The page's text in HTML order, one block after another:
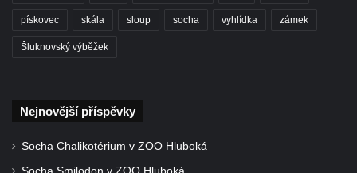
pískovec skála sloup socha vyhlídka zámek
Šluknovský výběžek
Nejnovější příspěvky
Socha Chalikotérium v ZOO Hluboká